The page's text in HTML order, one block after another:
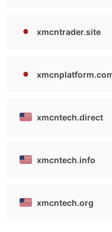
xmcntrader.site
xmcntech.direct
xmcntech.info
xmcntech.org